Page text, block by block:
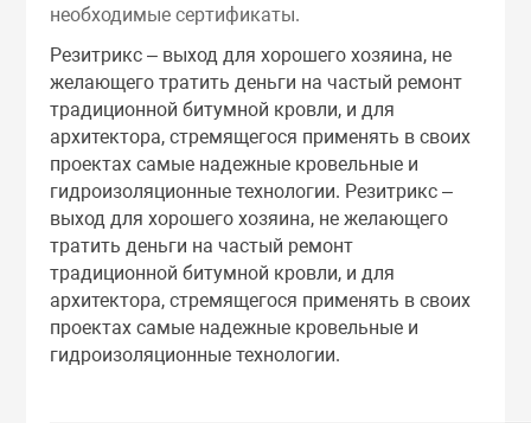
необходимые сертификаты.
Резитрикс – выход для хорошего хозяина, не
желающего тратить деньги на частый ремонт
традиционной битумной кровли, и для
архитектора, стремящегося применять в своих
проектах самые надежные кровельные и
гидроизоляционные технологии. Резитрикс –
выход для хорошего хозяина, не желающего
тратить деньги на частый ремонт
традиционной битумной кровли, и для
архитектора, стремящегося применять в своих
проектах самые надежные кровельные и
гидроизоляционные технологии.